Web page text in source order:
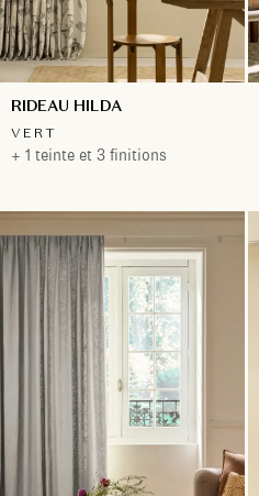
RIDEAU HILDA
VERT
+ 1 teinte et 3 finitions